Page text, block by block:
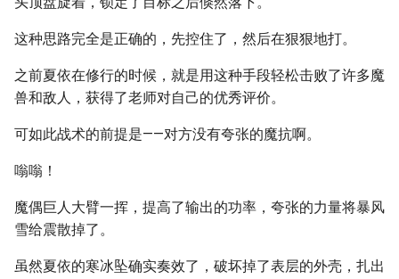
这种思路完全是正确的，先控住了，然后在狠狠地打。
之前夏依在修行的时候，就是用这种手段轻松击败了许多魔
兽和敌人，获得了老师对自己的优秀评价。
可如此战术的前提是——对方没有夸张的魔抗啊。
嗡嗡！
魔偶巨人大臂一挥，提高了输出的功率，夸张的力量将暴风
雪给震散掉了。
虽然夏依的寒冰坠确实奏效了，破坏掉了表层的外壳，扎出